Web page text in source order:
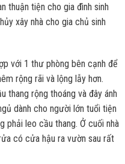
thuận tiện cho gia đình sinh
xây nhà cho gia chủ sinh
với 1 thư phòng bên cạnh để
rộng rãi và lộng lẫy hơn.
thang rộng thoáng và đây ánh
dành cho người lớn tuổi tiện
phải leo cầu thang. Ở cuối nhà
có cửa hậu ra vườn sau rất